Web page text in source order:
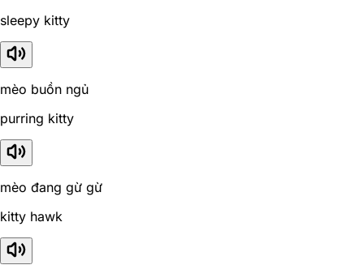
sleepy kitty
mèo buồn ngủ
purring kitty
mèo đang gừ gừ
kitty hawk